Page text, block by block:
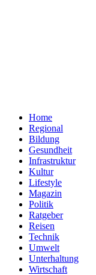
Home
Regional
Bildung
Gesundheit
Infrastruktur
Kultur
Lifestyle
Magazin
Politik
Ratgeber
Reisen
Technik
Umwelt
Unterhaltung
Wirtschaft